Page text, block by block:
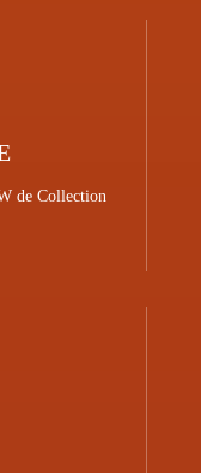
de Collection